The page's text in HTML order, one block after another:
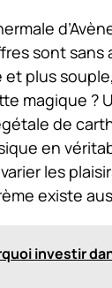
sont
et plus
magique ?
de
en
les
existe
investir